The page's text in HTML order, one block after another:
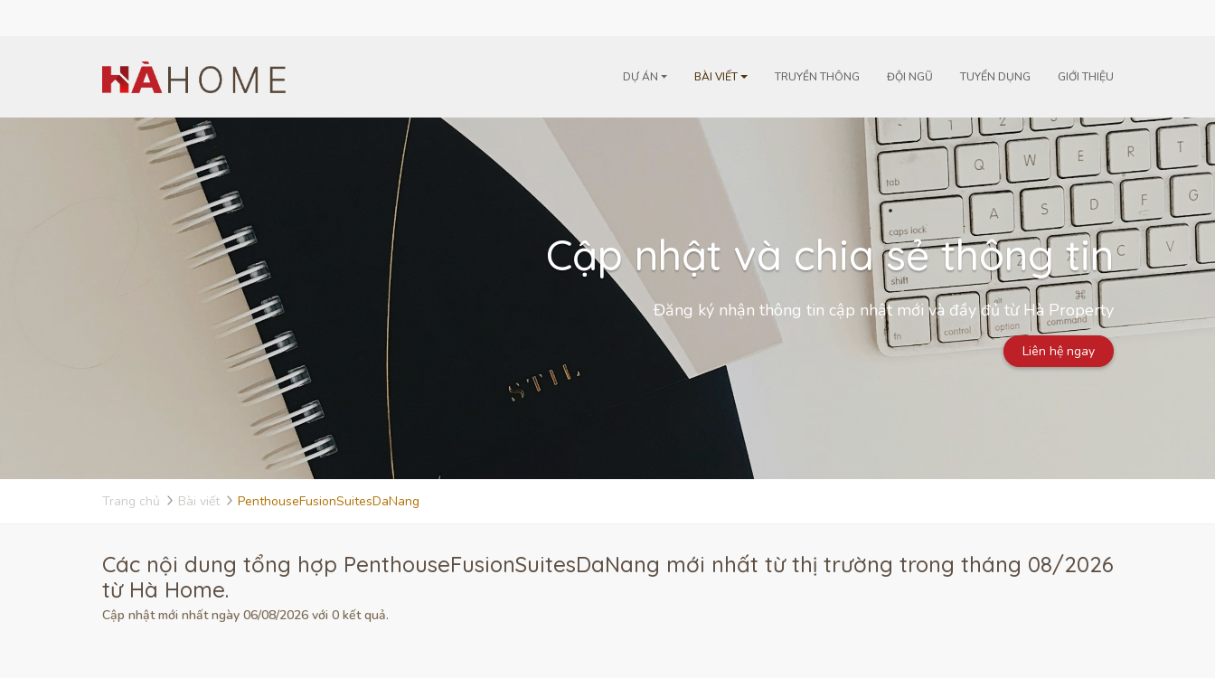
DỰ ÁN BÀI VIẾT TRUYỀN THÔNG ĐỘI NGŨ TUYỂN DỤNG GIỚI THIỆU
Cập nhật và chia sẻ thông tin
Đăng ký nhận thông tin cập nhật mới và đầy đủ từ Hà Property
Liên hệ ngay
Trang chủ Bài viết PenthouseFusionSuitesDaNang
Các nội dung tổng hợp PenthouseFusionSuitesDaNang mới nhất từ thị trường trong tháng 08/2026
từ Hà Home.
Cập nhật mới nhất ngày 06/08/2026 với 0 kết quả.